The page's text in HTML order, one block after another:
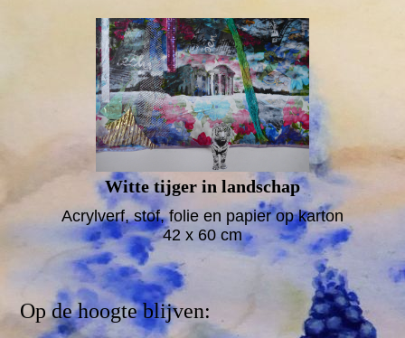
Witte tijger in landschap
Acrylverf, stof, folie en papier op karton
42 x 60 cm
Op de hoogte blijven: